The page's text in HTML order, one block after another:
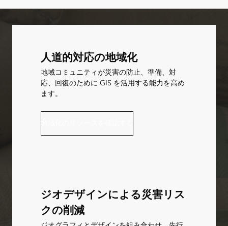
人道的対応の地域化
地域コミュニティが災害の防止、準備、対
応、回復のために GIS を活用する能力を高め
ます。
地域化のリソースを確認する
ジオデザインによる災害リス
クの削減